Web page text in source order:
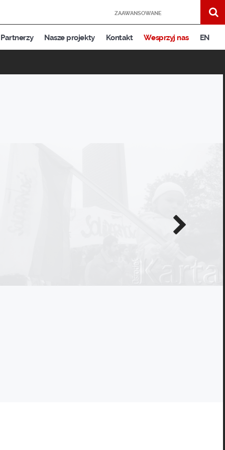
ZAAWANSOWANE
Partnerzy Nasze projekty Kontakt Wesprzyj nas EN
Następne
zdjęcie